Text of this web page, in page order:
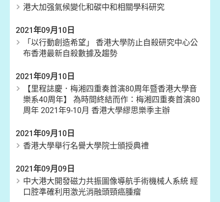
港大加强氣候變化和碳中和相關學科研究
2021年09月10日
「以行動創造希望」 香港大學防止自殺研究中心公
布香港最新自殺數據及趨勢
2021年09月10日
【里程誌慶．梅湘四重奏首演80周年暨香港大學音
樂系40周年】 為時間終結而作：梅湘四重奏首演80
周年 2021年9-10月 香港大學繆思樂季主辦
2021年09月10日
香港大學舉行名譽大學院士頒授典禮
2021年09月09日
中大港大開發磁力共振圖像導航手術機械人系統 經
口腔準確利用激光消融頭頸癌腫瘤